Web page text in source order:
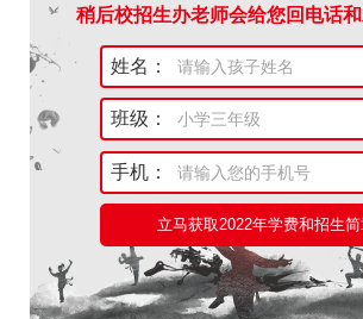
稍后校招生办老师会给您回电话
姓名：
班级：
手机：
立马获取2022年学费和招生